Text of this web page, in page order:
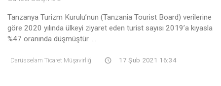
Tanzanya Turizm Kurulu’nun (Tanzania Tourist Board) verilerine
göre 2020 yılında ülkeyi ziyaret eden turist sayısı 2019’a kıyasla
%47 oranında düşmüştür. ...
Darüsselam Ticaret Müşavirliği 17 Şub 2021 16:34